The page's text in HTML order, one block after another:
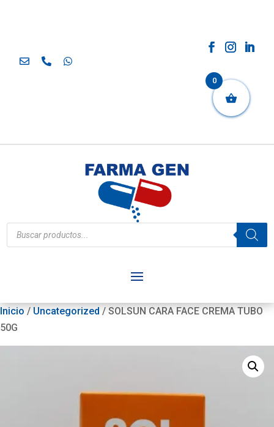
Búsqueda
de
productos
Inicio / Uncategorized / SOLSUN CARA FACE CREMA TUBO
50G
0